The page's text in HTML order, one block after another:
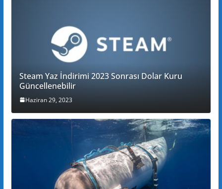
Steam Yaz İndirimi 2023 Sonrası Dolar Kuru
Güncellenebilir
Haziran 29, 2023